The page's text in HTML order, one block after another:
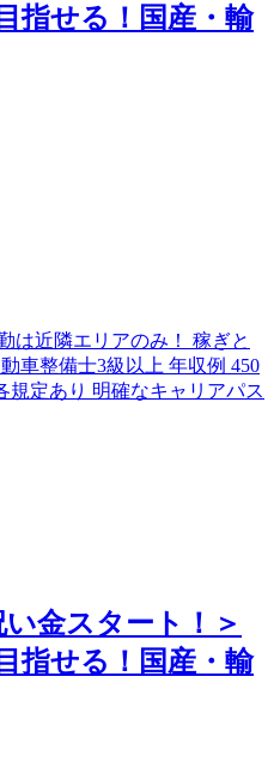
指せる！国産・輸
金スタート！＞
指せる！国産・輸